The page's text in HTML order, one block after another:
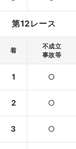
第12レース
着
不成立
事故等
1 ○
2 ○
3 ○